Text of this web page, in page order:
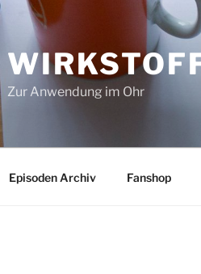
Zur Anwendung im Ohr
Episoden Archiv Fanshop